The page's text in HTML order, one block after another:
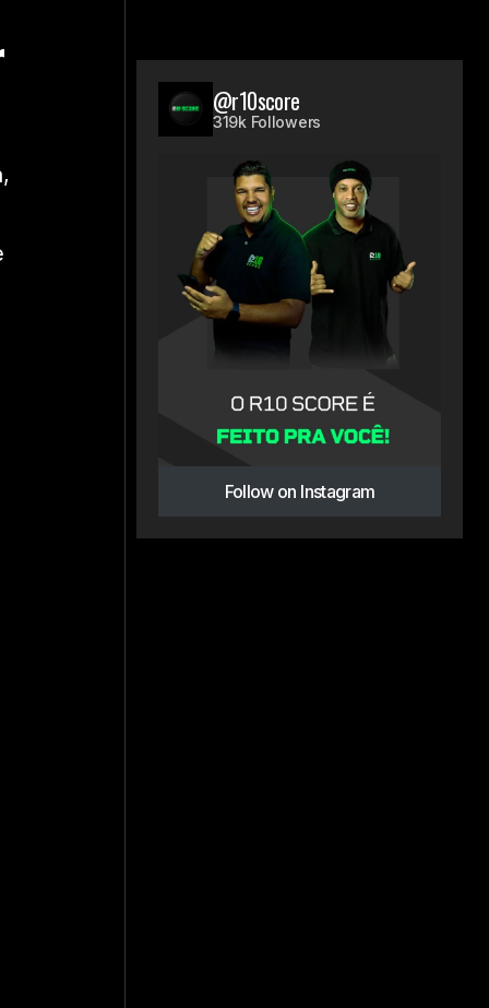
@r10score
319k Followers
Follow on Instagram